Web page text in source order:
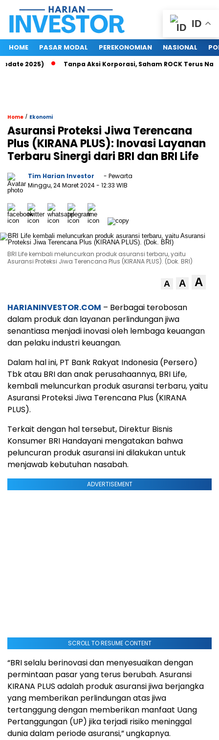
HOME PASAR MODAL PEREKONOMIAN NASIONAL
2025) Tanpa Aksi Korporasi, Saham ROCK Terus Naik,
Home / Ekonomi
Asuransi Proteksi Jiwa Terencana
Plus (KIRANA PLUS): Inovasi Layanan
Terbaru Sinergi dari BRI dan BRI Life
Tim Harian Investor
- Pewarta
Minggu, 24 Maret 2024- 12:33 WIB
BRI Life kembali meluncurkan produk asuransi terbaru, yaitu
Asuransi Proteksi Jiwa Terencana Plus (KIRANA PLUS). (Dok. BRI)
A A A
HARIANINVESTOR.COM – Berbagai terobosan
dalam produk dan layanan perlindungan jiwa
senantiasa menjadi inovasi oleh lembaga keuangan
dan pelaku industri keuangan.
Dalam hal ini, PT Bank Rakyat Indonesia (Persero)
Tbk atau BRI dan anak perusahaannya, BRI Life,
kembali meluncurkan produk asuransi terbaru, yaitu
Asuransi Proteksi Jiwa Terencana Plus (KIRANA
PLUS).
Terkait dengan hal tersebut, Direktur Bisnis
Konsumer BRI Handayani mengatakan bahwa
peluncuran produk asuransi ini dilakukan untuk
menjawab kebutuhan nasabah.
ADVERTISEMENT
SCROLL TO RESUME CONTENT
“BRI selalu berinovasi dan menyesuaikan dengan
permintaan pasar yang terus berubah. Asuransi
KIRANA PLUS adalah produk asuransi jiwa berjangka
yang memberikan perlindungan atas jiwa
tertanggung dengan memberikan manfaat Uang
Pertanggungan (UP) jika terjadi risiko meninggal
dunia dalam periode asuransi,” ungkapnya.
ID